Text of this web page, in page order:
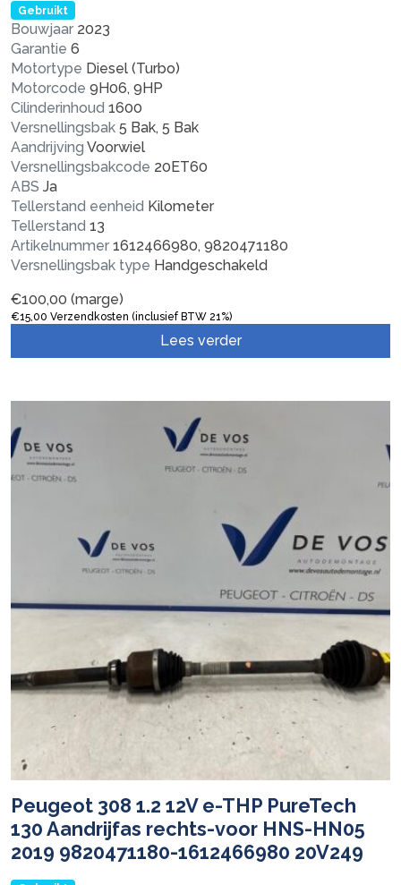
Gebruikt
Bouwjaar 2023
Garantie 6
Motortype Diesel (Turbo)
Motorcode 9H06, 9HP
Cilinderinhoud 1600
Versnellingsbak 5 Bak, 5 Bak
Aandrijving Voorwiel
Versnellingsbakcode 20ET60
ABS Ja
Tellerstand eenheid Kilometer
Tellerstand 13
Artikelnummer 1612466980, 9820471180
Versnellingsbak type Handgeschakeld
€100,00 (marge)
€15,00 Verzendkosten (inclusief BTW 21%)
Lees verder
Peugeot 308 1.2 12V e-THP PureTech
130 Aandrijfas rechts-voor HNS-HN05
2019 9820471180-1612466980 20V249